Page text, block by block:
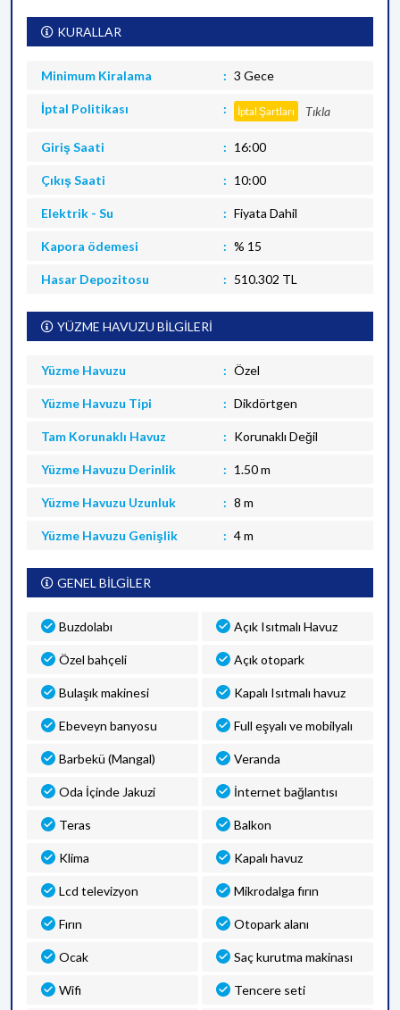
KURALLAR
Minimum Kiralama 3 Gece
İptal Politikası İptal Şartları Tıkla
Giriş Saati 16:00
Çıkış Saati 10:00
Elektrik - Su Fiyata Dahil
Kapora ödemesi % 15
Hasar Depozitosu 510.302 TL
YÜZME HAVUZU BİLGİLERİ
Yüzme Havuzu Özel
Yüzme Havuzu Tipi Dikdörtgen
Tam Korunaklı Havuz Korunaklı Değil
Yüzme Havuzu Derinlik 1.50 m
Yüzme Havuzu Uzunluk 8 m
Yüzme Havuzu Genişlik 4 m
GENEL BİLGİLER
Buzdolabı Açık Isıtmalı Havuz
Özel bahçeli Açık otopark
Bulaşık makinesi Kapalı Isıtmalı havuz
Ebeveyn banyosu Full eşyalı ve mobilyalı
Barbekü (Mangal) Veranda
Oda İçinde Jakuzi İnternet bağlantısı
Teras Balkon
Klima Kapalı havuz
Lcd televizyon Mikrodalga fırın
Fırın Otopark alanı
Ocak Saç kurutma makinası
Wifi Tencere seti